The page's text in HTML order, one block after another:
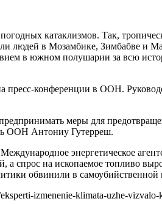
погодных катаклизмов. Так,
людей в Мозамбике, Зимбабве и
в южном полушарии за всю
пресс-конференции в ООН.
меры для
ООН Антониу Гутерреш.
энергетическое
а спрос на ископаемое топливо
обвинили в самоубийственной
izmenenie-klimata-uzhe-